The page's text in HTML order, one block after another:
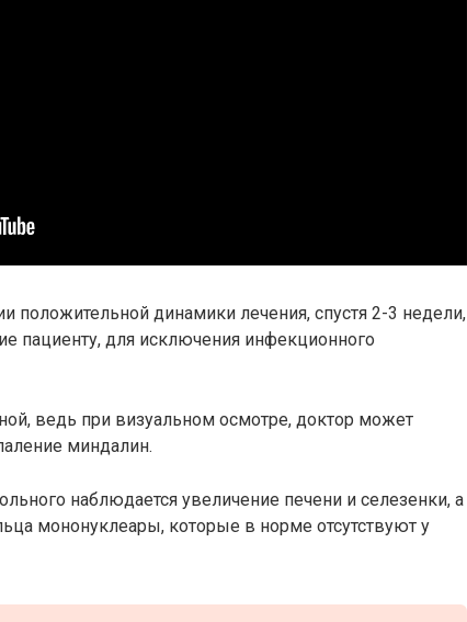
положительной динамики лечения, спустя 2-3 недели,
пациенту, для исключения инфекционного
ведь при визуальном осмотре, доктор может
миндалин.
наблюдается увеличение печени и селезенки, а
мононуклеары, которые в норме отсутствуют у